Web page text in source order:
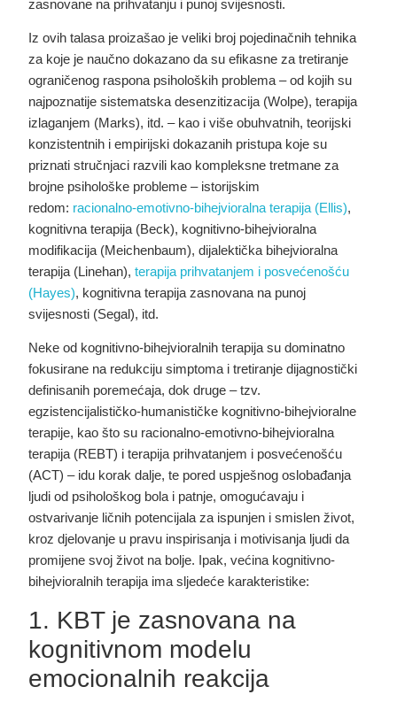
zasnovane na prihvatanju i punoj svijesnosti.
Iz ovih talasa proizašao je veliki broj pojedinačnih tehnika
za koje je naučno dokazano da su efikasne za tretiranje
ograničenog raspona psiholoških problema – od kojih su
najpoznatije sistematska desenzitizacija (Wolpe), terapija
izlaganjem (Marks), itd. – kao i više obuhvatnih, teorijski
konzistentnih i empirijski dokazanih pristupa koje su
priznati stručnjaci razvili kao kompleksne tretmane za
brojne psihološke probleme – istorijskim
redom: racionalno-emotivno-bihejvioralna terapija (Ellis),
kognitivna terapija (Beck), kognitivno-bihejvioralna
modifikacija (Meichenbaum), dijalektička bihejvioralna
terapija (Linehan),terapija prihvatanjem i posvećenošću
(Hayes), kognitivna terapija zasnovana na punoj
svijesnosti (Segal), itd.
Neke od kognitivno-bihejvioralnih terapija su dominatno
fokusirane na redukciju simptoma i tretiranje dijagnostički
definisanih poremećaja, dok druge – tzv.
egzistencijalističko-humanističke kognitivno-bihejvioralne
terapije, kao što su racionalno-emotivno-bihejvioralna
terapija (REBT) i terapija prihvatanjem i posvećenošću
(ACT) – idu korak dalje, te pored uspješnog oslobađanja
ljudi od psihološkog bola i patnje, omogućavaju i
ostvarivanje ličnih potencijala za ispunjen i smislen život,
kroz djelovanje u pravu inspirisanja i motivisanja ljudi da
promijene svoj život na bolje. Ipak, većina kognitivno-
bihejvioralnih terapija ima sljedeće karakteristike:
1. KBT je zasnovana na
kognitivnom modelu
emocionalnih reakcija